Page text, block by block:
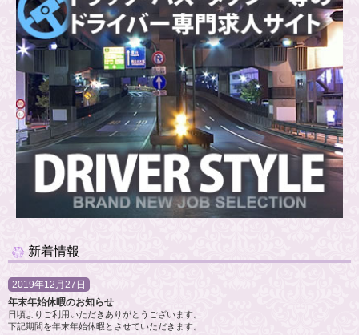
新着情報
2019年12月27日
年末年始休暇のお知らせ
日頃よりご利用いただきありがとうございます。
下記期間を年末年始休暇とさせていただきます。